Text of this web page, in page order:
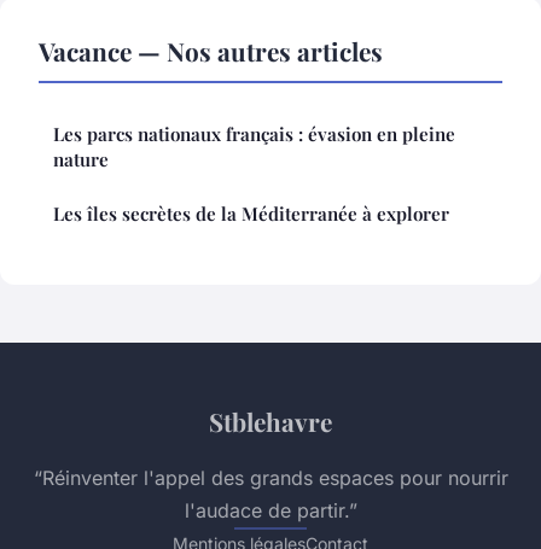
Vacance — Nos autres articles
Les parcs nationaux français : évasion en pleine
nature
Les îles secrètes de la Méditerranée à explorer
Stblehavre
“Réinventer l'appel des grands espaces pour nourrir
l'audace de partir.”
Mentions légalesContact